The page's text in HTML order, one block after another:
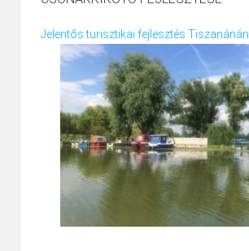
Jelentős turisztikai fejlesztés Tiszanánán